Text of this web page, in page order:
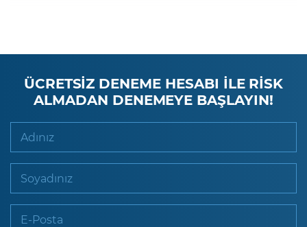
ÜCRETSİZ DENEME HESABI İLE RİSK
ALMADAN DENEMEYE BAŞLAYIN!
Adınız
Soyadınız
E-Posta